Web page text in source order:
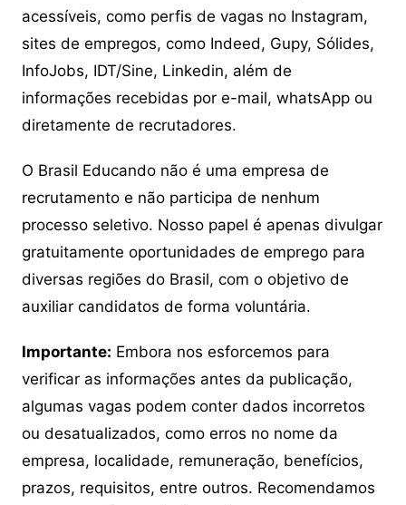
acessíveis, como perfis de vagas no Instagram,
sites de empregos, como Indeed, Gupy, Sólides,
InfoJobs, IDT/Sine, Linkedin, além de
informações recebidas por e-mail, whatsApp ou
diretamente de recrutadores.
O Brasil Educando não é uma empresa de
recrutamento e não participa de nenhum
processo seletivo. Nosso papel é apenas divulgar
gratuitamente oportunidades de emprego para
diversas regiões do Brasil, com o objetivo de
auxiliar candidatos de forma voluntária.
Importante: Embora nos esforcemos para
verificar as informações antes da publicação,
algumas vagas podem conter dados incorretos
ou desatualizados, como erros no nome da
empresa, localidade, remuneração, benefícios,
prazos, requisitos, entre outros. Recomendamos